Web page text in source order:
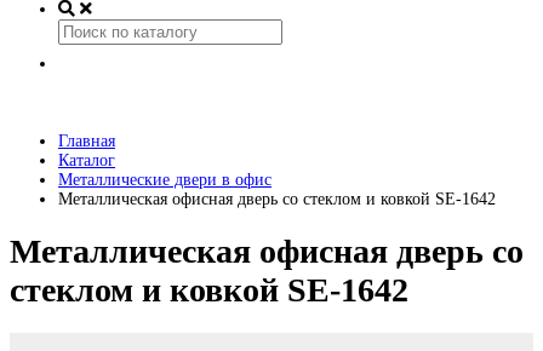
Главная
Каталог
Металлические двери в офис
Металлическая офисная дверь со стеклом и ковкой SE-1642
Металлическая офисная дверь со
стеклом и ковкой SE-1642